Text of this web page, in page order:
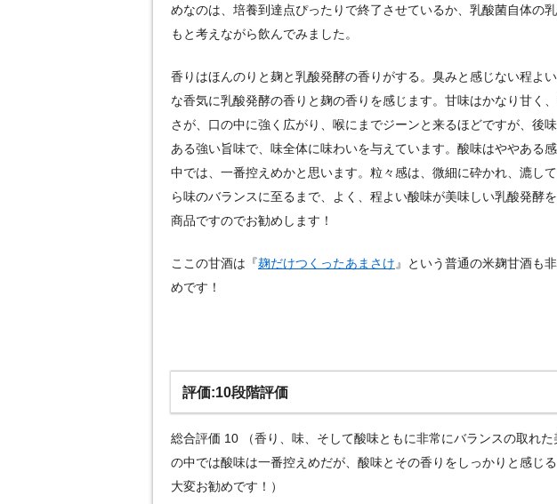
めなのは、培養到達点ぴったりで終了させているか、乳酸菌自体の
もと考えながら飲んでみました。
香りはほんのりと麹と乳酸発酵の香りがする。臭みと感じない程よ
な香気に乳酸発酵の香りと麹の香りを感じます。甘味はかなり甘く
さが、口の中に強く広がり、喉にまでジーンと来るほどですが、後
ある強い旨味で、味全体に味わいを与えています。酸味はややある
中では、一番控えめかと思います。粒々感は、微細に砕かれ、漉し
ら味のバランスに至るまで、よく、程よい酸味が美味しい乳酸発酵
商品ですのでお勧めします！
ここの甘酒は『麹だけつくったあまさけ 』という普通の米麹甘酒も
めです！
評価:10段階評価
総合評価 10 （香り、味、そして酸味ともに非常にバランスの取れ
の中では酸味は一番控えめだが、酸味とその香りをしっかりと感じ
大変お勧めです！）